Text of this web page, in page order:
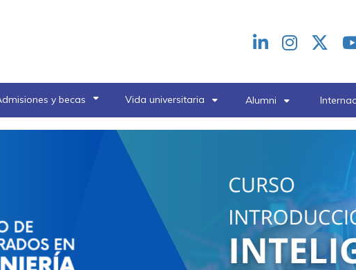
Redes
header
y becas Vida universitaria Alumni